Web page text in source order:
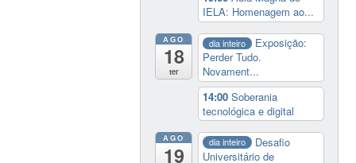
IELA: Homenagem ao...
AGO
18
ter
dia inteiro
Exposição:
Perder Tudo.
Novament...
14:00Soberania
tecnológica e digital
AGO
19
dia inteiro
Desafio
Universitário de